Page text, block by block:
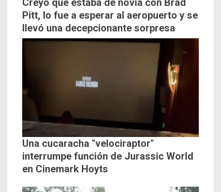
Creyó que estaba de novia con Brad
Pitt, lo fue a esperar al aeropuerto y se
llevó una decepcionante sorpresa
Una cucaracha "velociraptor"
interrumpe función de Jurassic World
en Cinemark Hoyts